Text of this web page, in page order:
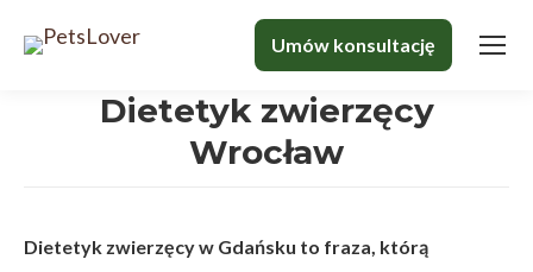
Dietetyk zwierzęcy
Wrocław
Dietetyk zwierzęcy w Gdańsku to fraza, którą